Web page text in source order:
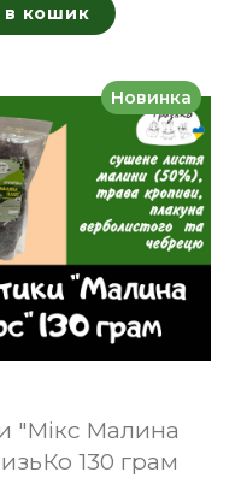
в кошик
Новинка
"Мікс Малина
130 грам